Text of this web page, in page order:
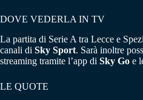
DOVE VEDERLA IN TV
La partita di Serie A tra Lecce e
canali di Sky Sport. Sarà inoltre
streaming tramite l’app di Sky Go e
LE QUOTE